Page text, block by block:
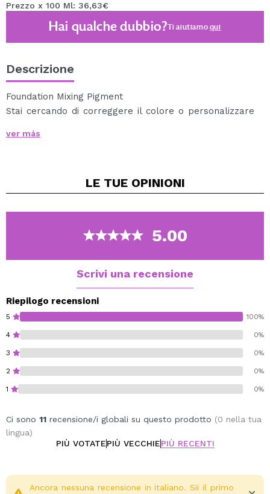
Prezzo x 100 Ml: 36,63€
Hai qualche dubbio?Ti aiutiamoqui
Descrizione
Foundation Mixing Pigment
Stai cercando di correggere il colore o personalizzare
infinite possibilità di creare nuove tonalità di base e
tono. Perfetto per i cambiamenti stagionali.
più dorata. Perfetto per il trucco che è troppo
rosa o neutro.
Arancione: cambia il tono della base in un tono
neutro. Perfetto per il trucco troppo caldo o giallo.
ver más
LE TUE OPINIONI
5.00
Scrivi una recensione
Riepilogo recensioni
5 100%
4 0%
3 0%
2 0%
1 0%
Ci sono 11 recensione/i globali su questo prodotto (0 nella tua
lingua)
PIÙ VOTATEPIÙ VECCHIEPIÙ RECENTI
Ancora nessuna recensione in italiano. Sii il primo